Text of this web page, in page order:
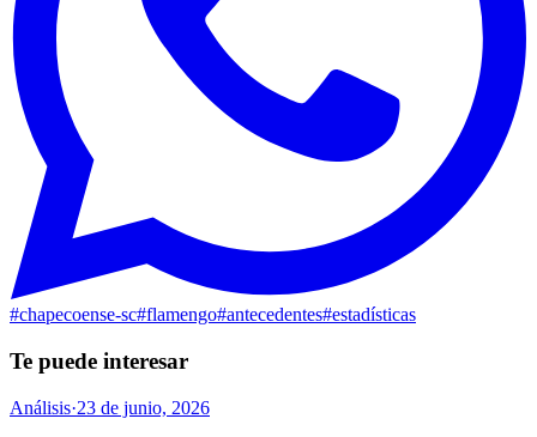
#chapecoense-sc#flamengo#antecedentes#estadísticas
Te puede interesar
Análisis·23 de junio, 2026